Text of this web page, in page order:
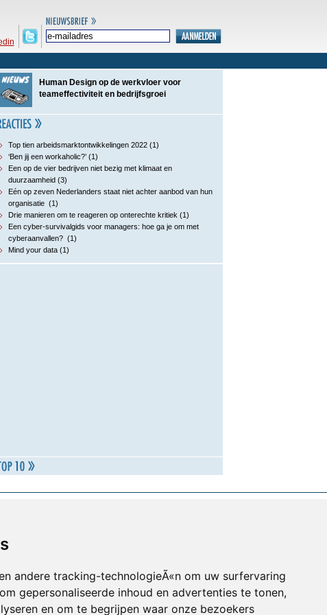
andere tracking-technologieÃ«n om uw surfervaring
gepersonaliseerde inhoud en advertenties te tonen,
en om te begrijpen waar onze bezoekers
Human Design op de werkvloer voor
teameffectiviteit en bedrijfsgroei
Top tien arbeidsmarktontwikkelingen 2022 (1)
‘Ben jij een workaholic?’ (1)
Een op de vier bedrijven niet bezig met klimaat en
duurzaamheid (3)
Eén op zeven Nederlanders staat niet achter aanbod van hun
organisatie (1)
Drie manieren om te reageren op onterechte kritiek (1)
Een cyber-survivalgids voor managers: hoe ga je om met
cyberaanvallen? (1)
Mind your data (1)